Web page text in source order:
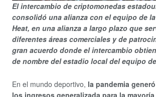
El intercambio de criptomonedas
consolidó una alianza con el equipo de
Heat, en una alianza a largo plazo que
diferentes áreas comerciales y de
gran acuerdo donde el intercambio
de nombre del estadio local del equipo
En el mundo deportivo, la pandemia